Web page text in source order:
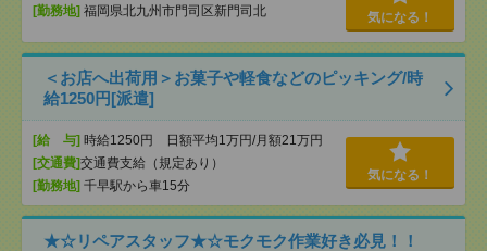
[勤務地] 福岡県北九州市門司区新門司北 気になる！
＜お店へ出荷用＞お菓子や軽食などのピッキング/時
給1250円[派遣]
[給 与] 時給1250円 日額平均1万円/月額21万円
[交通費]交通費支給（規定あり）
[勤務地] 千早駅から車15分
気になる！
★☆リペアスタッフ★☆モクモク作業好き必見！！